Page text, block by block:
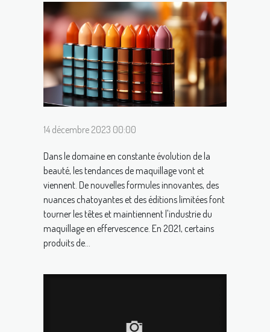
14 décembre 2023 00:00
Dans le domaine en constante évolution de la
beauté, les tendances de maquillage vont et
viennent. De nouvelles formules innovantes, des
nuances chatoyantes et des éditions limitées font
tourner les têtes et maintiennent l'industrie du
maquillage en effervescence. En 2021, certains
produits de...